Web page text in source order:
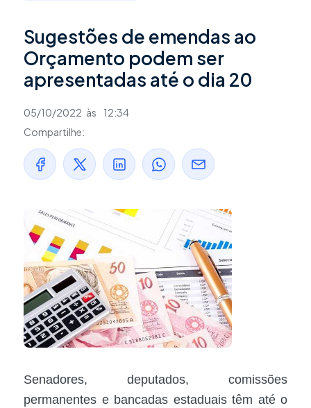
Sugestões de emendas ao
Orçamento podem ser
apresentadas até o dia 20
05/10/2022 às
12:34
Compartilhe:
Senadores, deputados, comissões
permanentes e bancadas estaduais têm até o